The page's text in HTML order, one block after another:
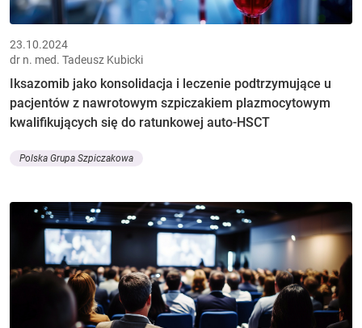
23.10.2024
dr n. med. Tadeusz Kubicki
Iksazomib jako konsolidacja i leczenie podtrzymujące u
pacjentów z nawrotowym szpiczakiem plazmocytowym
kwalifikujących się do ratunkowej auto-HSCT
Polska Grupa Szpiczakowa